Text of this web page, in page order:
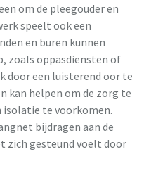
om de pleegouder en
speelt ook een
en buren kunnen
zoals oppasdiensten of
door een luisterend oor te
kan helpen om de zorg te
isolatie te voorkomen.
bijdragen aan de
zich gesteund voelt door